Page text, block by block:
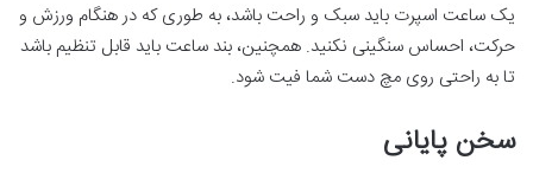
یک ساعت اسپرت باید سبک و راحت باشد، به طوری که در هنگام ورزش و
حرکت، احساس سنگینی نکنید. همچنین، بند ساعت باید قابل تنظیم باشد
تا به راحتی روی مچ دست شما فیت شود.
سخن پایانی